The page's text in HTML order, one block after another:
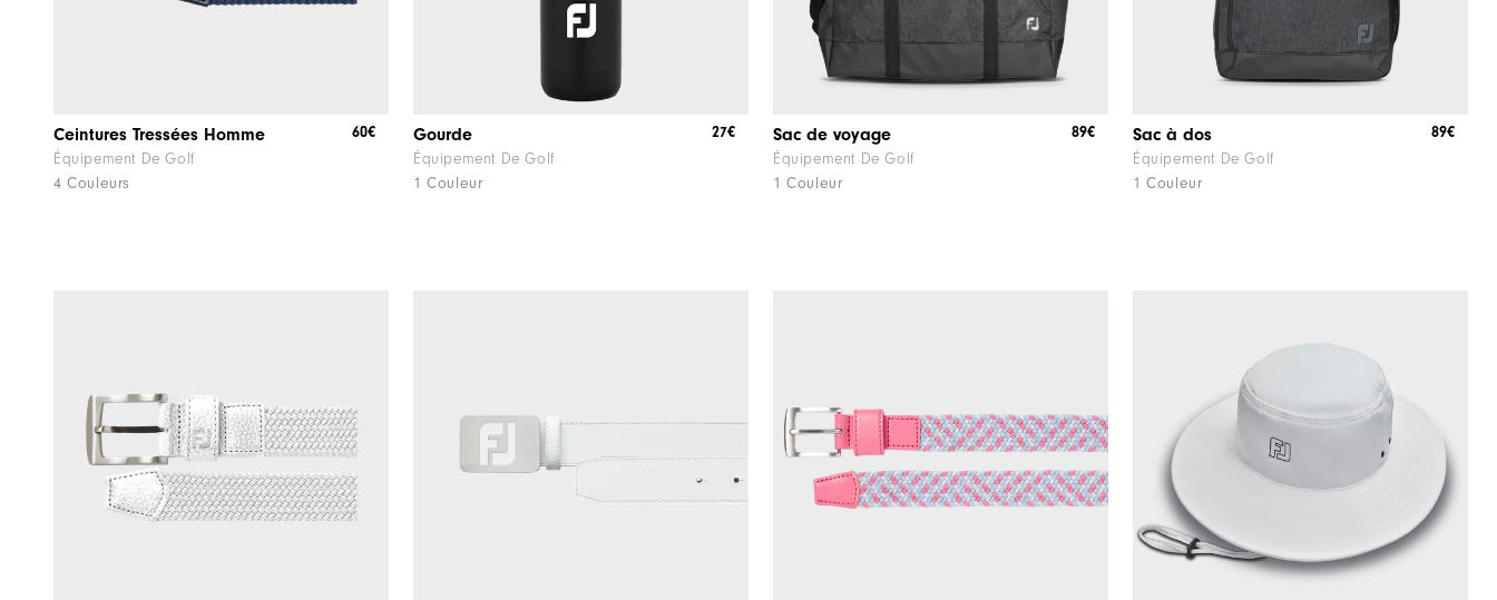
Ceintures Tressées Homme
Équipement De Golf
4 Couleurs
60€ Gourde
Équipement De Golf
1 Couleur
27€ Sac de voyage
Équipement De Golf
1 Couleur
89€ Sac à dos
Équipement De Golf
1 Couleur
89€